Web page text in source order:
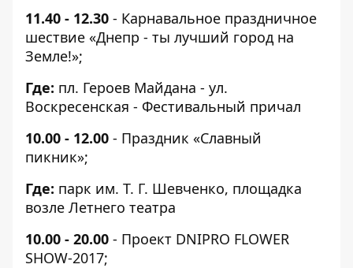
11.40 - 12.30 - Карнавальное праздничное
шествие «Днепр - ты лучший город на
Земле!»;
Где: пл. Героев Майдана - ул.
Воскресенская - Фестивальный причал
10.00 - 12.00 - Праздник «Славный
пикник»;
Где: парк им. Т. Г. Шевченко, площадка
возле Летнего театра
10.00 - 20.00 - Проект DNIPRO FLOWER
SHOW-2017;